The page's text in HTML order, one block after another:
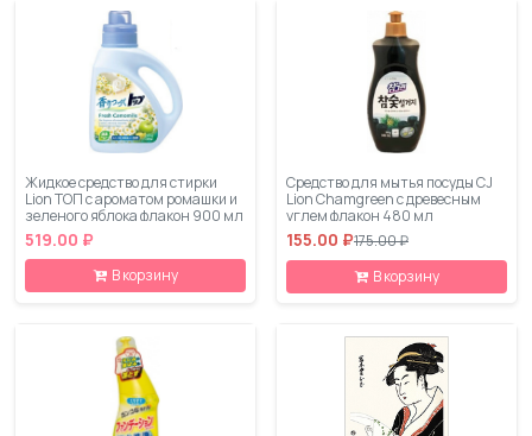
Жидкое средство для стирки
Lion ТОП с ароматом ромашки и
зеленого яблока флакон 900 мл
519.00 ₽
В корзину
Средство для мытья посуды CJ
Lion Chamgreen с древесным
углем флакон 480 мл
155.00 ₽175.00 ₽
В корзину